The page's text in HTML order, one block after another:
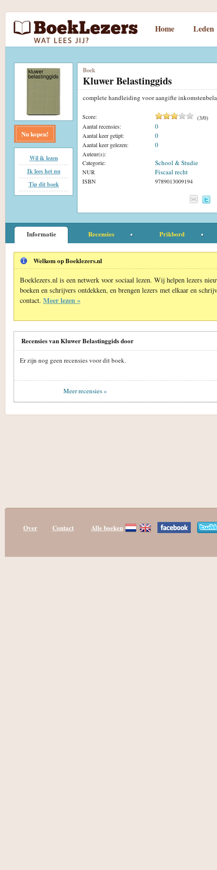
Home Leden
Nu kopen!
Wil ik lezen
Ik lees het nu
Tip dit boek
Boek
Kluwer Belastinggids
complete handleiding voor aangifte
Score: (3/0)
Aantal recensies:
0
Aantal keer getipt: 0
Aantal keer gelezen: 0
Auteur(s):
Categorie:
School & Studie
NUR Fiscaal recht
ISBN 9789013009194
Informatie Recensies Prikbord
Welkom op Boeklezers.nl
Boeklezers.nl is een netwerk voor sociaal lezen. Wij helpen lezers
boeken en schrijvers ontdekken, en brengen lezers met elkaar en
contact. Meer lezen »
Recensies van Kluwer Belastinggids door
Er zijn nog geen recensies voor dit boek.
Meer recensies »
Over Contact Alle boeken